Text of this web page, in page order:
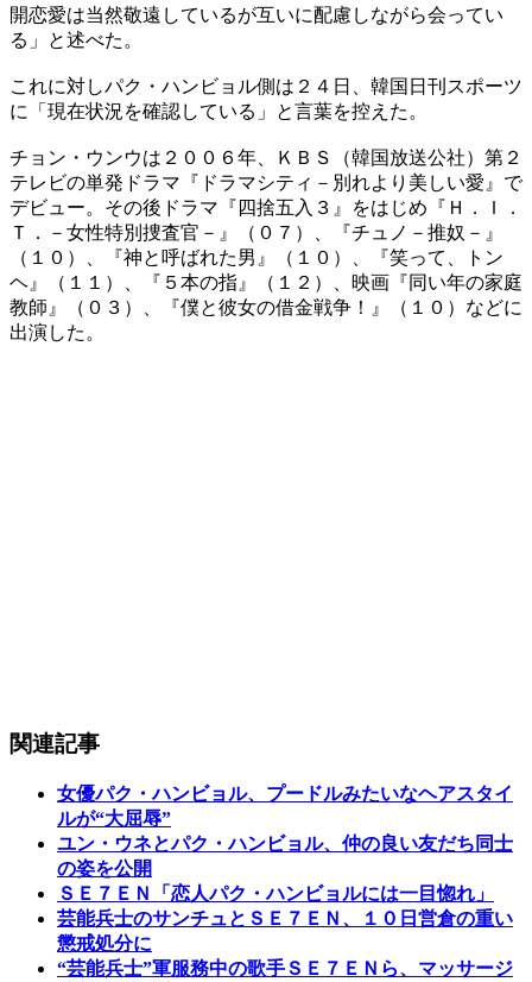
開恋愛は当然敬遠しているが互いに配慮しながら会ってい
る」と述べた。
これに対しパク・ハンビョル側は２４日、韓国日刊スポーツ
に「現在状況を確認している」と言葉を控えた。
チョン・ウンウは２００６年、ＫＢＳ（韓国放送公社）第２
テレビの単発ドラマ『ドラマシティ－別れより美しい愛』で
デビュー。その後ドラマ『四捨五入３』をはじめ『Ｈ．Ｉ．
Ｔ．－女性特別捜査官－』（０７）、『チュノ－推奴－』
（１０）、『神と呼ばれた男』（１０）、『笑って、トン
ヘ』（１１）、『５本の指』（１２）、映画『同い年の家庭
教師』（０３）、『僕と彼女の借金戦争！』（１０）などに
出演した。
関連記事
女優パク・ハンビョル、プードルみたいなヘアスタイ
ルが“大屈辱”
ユン・ウネとパク・ハンビョル、仲の良い友だち同士
の姿を公開
ＳＥ７ＥＮ「恋人パク・ハンビョルには一目惚れ」
芸能兵士のサンチュとＳＥ７ＥＮ、１０日営倉の重い
懲戒処分に
“芸能兵士”軍服務中の歌手ＳＥ７ＥＮら、マッサージ